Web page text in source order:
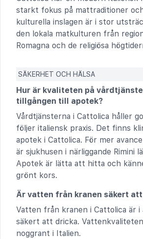
starkt fokus på mattraditioner
kulturella inslagen är i stor
den lokala matkulturen från
Romagna och de religiösa
SÄKERHET OCH HÄLSA
Hur är kvaliteten på
tillgången till apotek?
Vårdtjänsterna i Cattolica håller
följer italiensk praxis. Det finns
apotek i Cattolica. För mer
är sjukhusen i närliggande Rimini
Apotek är lätta att hitta och
grönt kors.
Är vatten från kranen säkert
Vatten från kranen i Cattolica är i
säkert att dricka.
noggrant i Italien.